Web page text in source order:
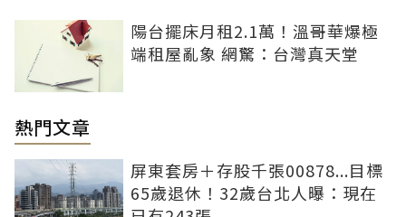
陽台擺床月租2.1萬！溫哥華爆極
端租屋亂象 網驚：台灣真天堂
熱門文章
屏東套房＋存股千張00878...目標
65歲退休！32歲台北人曝：現在